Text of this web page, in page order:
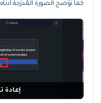
كما تُوَضِّح الصورة المُدرَجة
إعادة